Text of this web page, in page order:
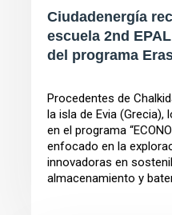
Ciudadenergía
escuela 2nd
del programa
Procedentes de
la isla de Evia
en el programa
enfocado en la
innovadoras en
almacenamiento y